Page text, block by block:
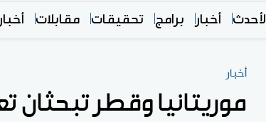
الأحدث أخبار برامج تحقيقات مقابلات
أخبار
موريتانيا وقطر تبحثان